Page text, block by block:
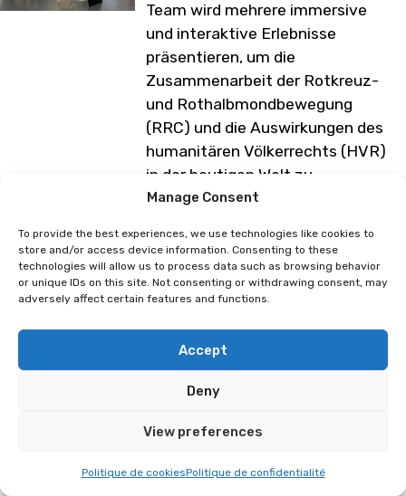
Manage Consent
To provide the best experiences, we use technologies like cookies to
store and/or access device information. Consenting to these
technologies will allow us to process data such as browsing behavior
or unique IDs on this site. Not consenting or withdrawing consent, may
adversely affect certain features and functions.
Accept
Deny
View preferences
Politique de cookiesPolitique de confidentialité
Team wird mehrere immersive
und interaktive Erlebnisse
präsentieren, um die
Zusammenarbeit der Rotkreuz-
und Rothalbmondbewegung
(RRC) und die Auswirkungen des
humanitären Völkerrechts (HVR)
in der heutigen Welt zu
beleuchten.
Technologie, um die Verbreitung
von Botschaften zu verstärken,
die Reichweite zu vergrössern
Ausbildungsmöglichkeiten zu
schaffen.
Programm unter Vorbehalt von